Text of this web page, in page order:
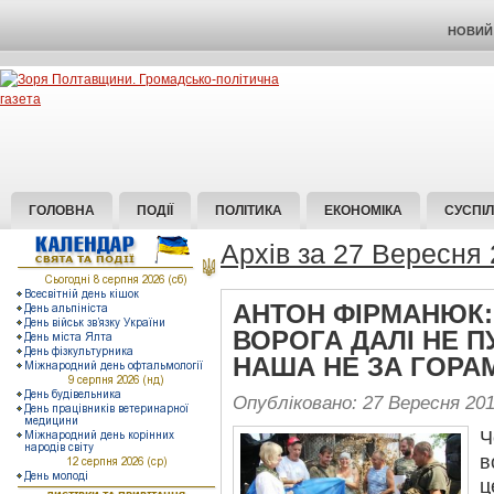
НОВИЙ
ГОЛОВНА ПОДІЇ ПОЛІТИКА ЕКОНОМІКА
Архів за 27 Вересня
АНТОН ФІРМАНЮК:
ВОРОГА ДАЛІ НЕ
НАША НЕ ЗА
Опубліковано: 27 Вересня